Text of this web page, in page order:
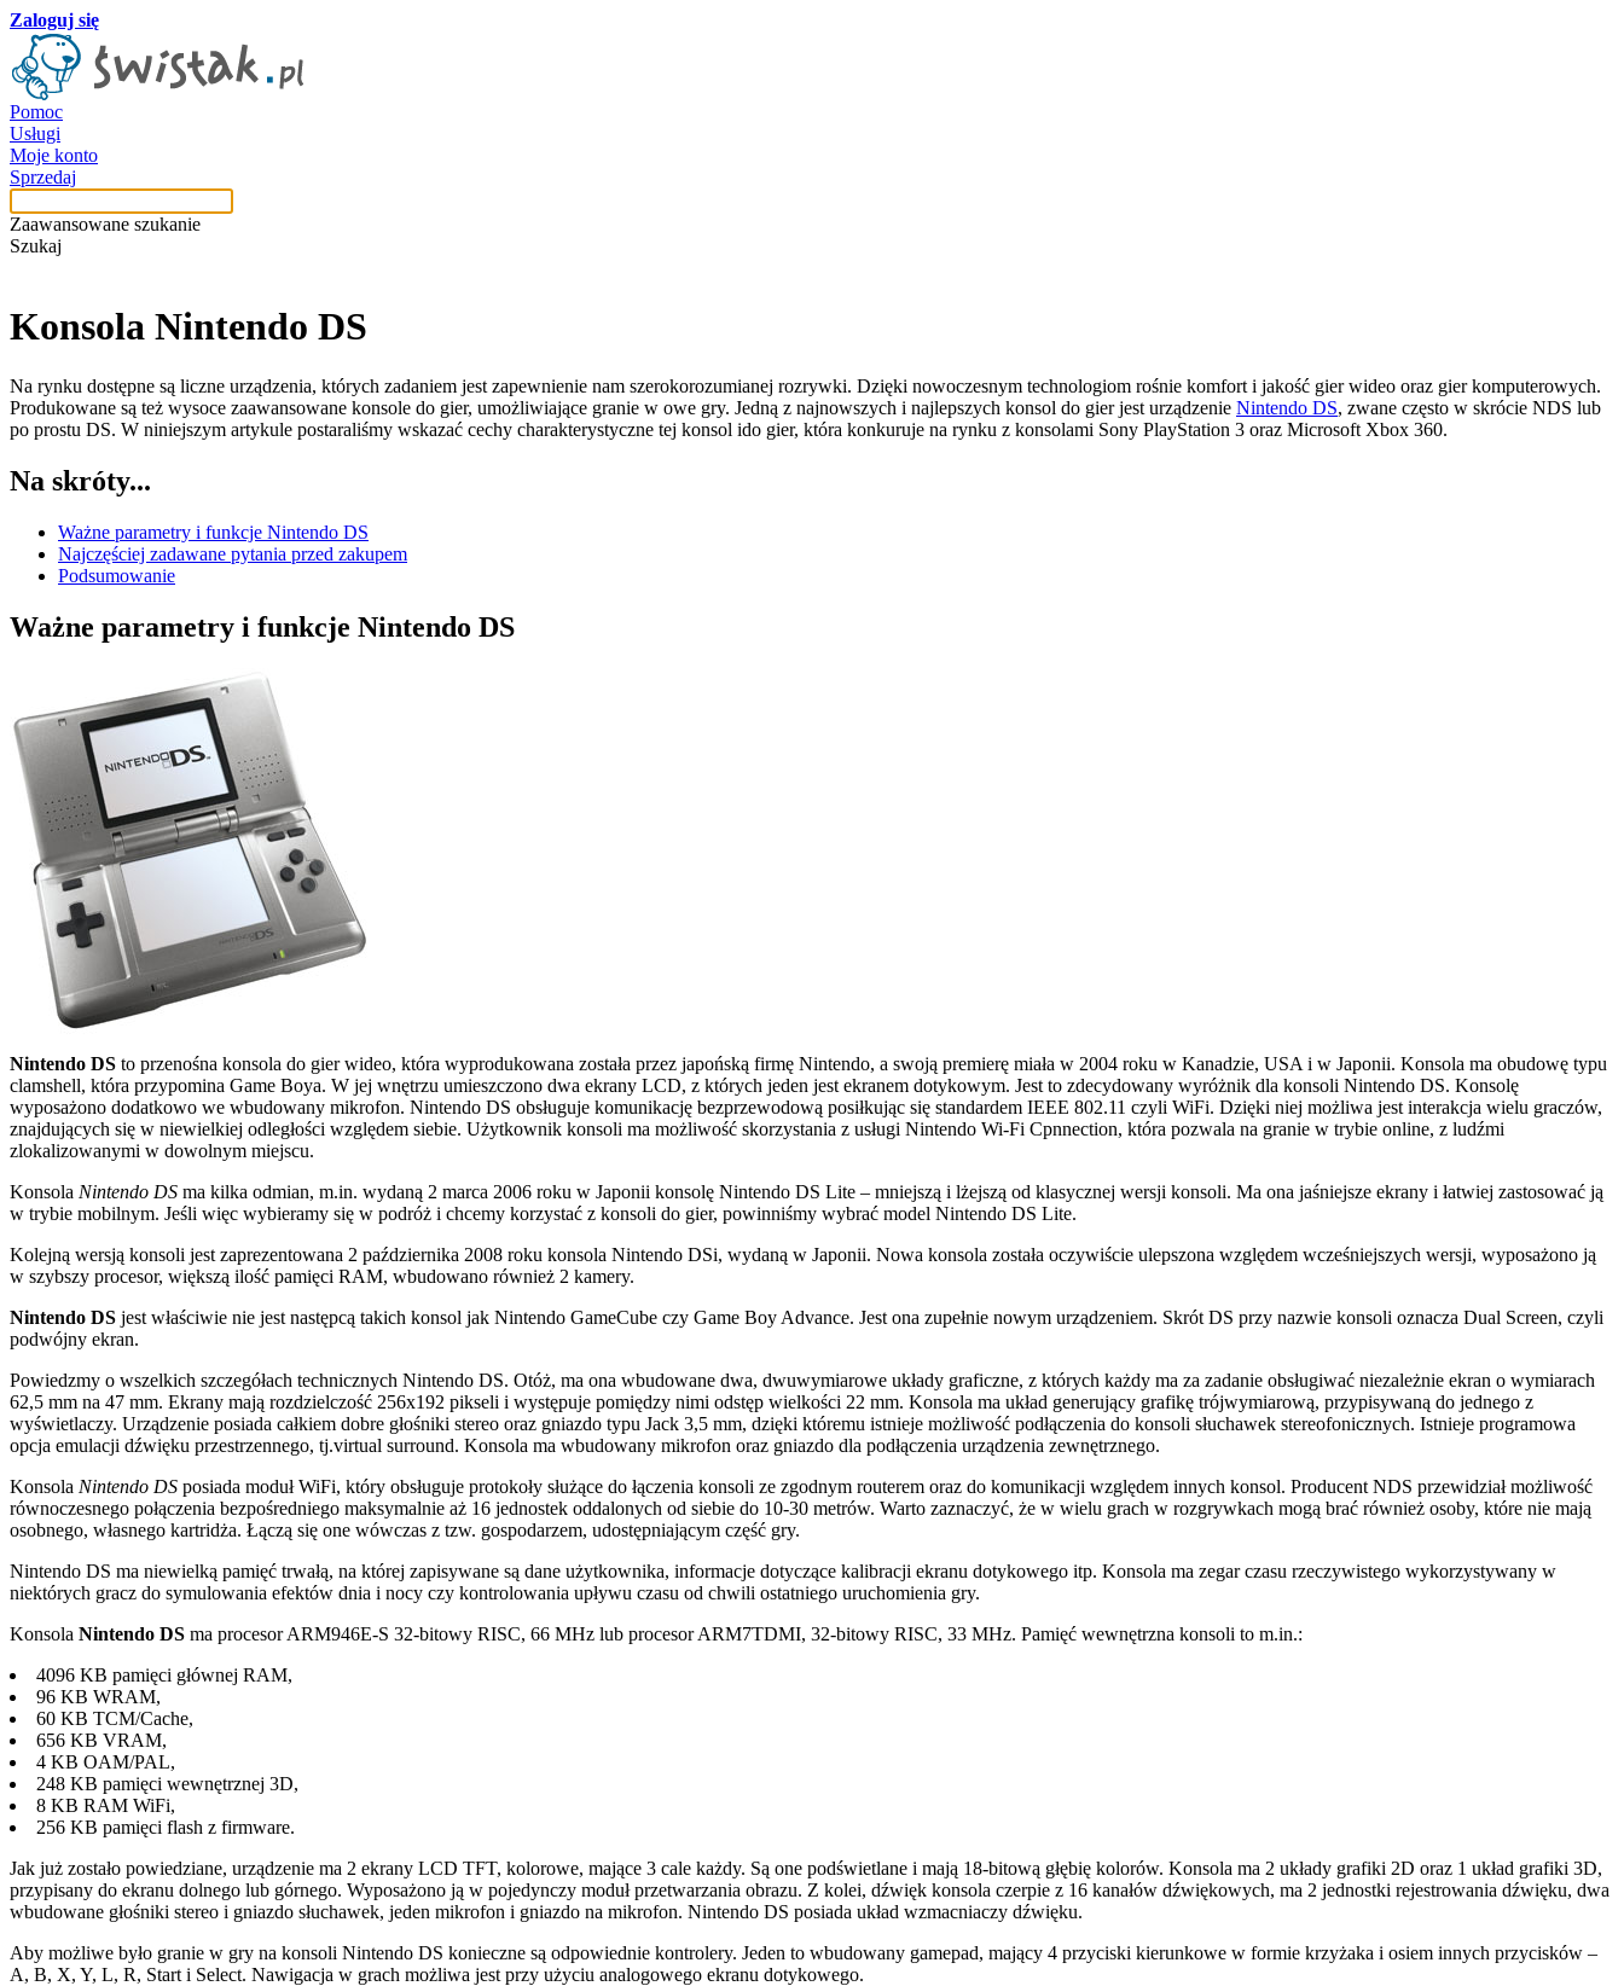
Zaloguj się
Pomoc
Usługi
Moje konto
Sprzedaj
Zaawansowane szukanie
Szukaj
Konsola Nintendo DS
Na rynku dostępne są liczne urządzenia, których zadaniem jest zapewnienie nam szerokorozumianej rozrywki. Dzięki nowoczesnym technologiom rośnie komfort i jakość gier wideo oraz gier komputerowych.
Produkowane są też wysoce zaawansowane konsole do gier, umożliwiające granie w owe gry. Jedną z najnowszych i najlepszych konsol do gier jest urządzenie Nintendo DS, zwane często w skrócie NDS lub
po prostu DS. W niniejszym artykule postaraliśmy wskazać cechy charakterystyczne tej konsol ido gier, która konkuruje na rynku z konsolami Sony PlayStation 3 oraz Microsoft Xbox 360.
Na skróty...
Ważne parametry i funkcje Nintendo DS
Najczęściej zadawane pytania przed zakupem
Podsumowanie
Ważne parametry i funkcje Nintendo DS
Nintendo DS to przenośna konsola do gier wideo, która wyprodukowana została przez japońską firmę Nintendo, a swoją premierę miała w 2004 roku w Kanadzie, USA i w Japonii. Konsola ma obudowę typu
clamshell, która przypomina Game Boya. W jej wnętrzu umieszczono dwa ekrany LCD, z których jeden jest ekranem dotykowym. Jest to zdecydowany wyróżnik dla konsoli Nintendo DS. Konsolę
wyposażono dodatkowo we wbudowany mikrofon. Nintendo DS obsługuje komunikację bezprzewodową posiłkując się standardem IEEE 802.11 czyli WiFi. Dzięki niej możliwa jest interakcja wielu graczów,
znajdujących się w niewielkiej odległości względem siebie. Użytkownik konsoli ma możliwość skorzystania z usługi Nintendo Wi-Fi Cpnnection, która pozwala na granie w trybie online, z ludźmi
zlokalizowanymi w dowolnym miejscu.
Konsola Nintendo DS ma kilka odmian, m.in. wydaną 2 marca 2006 roku w Japonii konsolę Nintendo DS Lite – mniejszą i lżejszą od klasycznej wersji konsoli. Ma ona jaśniejsze ekrany i łatwiej zastosować ją
w trybie mobilnym. Jeśli więc wybieramy się w podróż i chcemy korzystać z konsoli do gier, powinniśmy wybrać model Nintendo DS Lite.
Kolejną wersją konsoli jest zaprezentowana 2 października 2008 roku konsola Nintendo DSi, wydaną w Japonii. Nowa konsola została oczywiście ulepszona względem wcześniejszych wersji, wyposażono ją
w szybszy procesor, większą ilość pamięci RAM, wbudowano również 2 kamery.
Nintendo DS jest właściwie nie jest następcą takich konsol jak Nintendo GameCube czy Game Boy Advance. Jest ona zupełnie nowym urządzeniem. Skrót DS przy nazwie konsoli oznacza Dual Screen, czyli
podwójny ekran.
Powiedzmy o wszelkich szczegółach technicznych Nintendo DS. Otóż, ma ona wbudowane dwa, dwuwymiarowe układy graficzne, z których każdy ma za zadanie obsługiwać niezależnie ekran o wymiarach
62,5 mm na 47 mm. Ekrany mają rozdzielczość 256x192 pikseli i występuje pomiędzy nimi odstęp wielkości 22 mm. Konsola ma układ generujący grafikę trójwymiarową, przypisywaną do jednego z
wyświetlaczy. Urządzenie posiada całkiem dobre głośniki stereo oraz gniazdo typu Jack 3,5 mm, dzięki któremu istnieje możliwość podłączenia do konsoli słuchawek stereofonicznych. Istnieje programowa
opcja emulacji dźwięku przestrzennego, tj.virtual surround. Konsola ma wbudowany mikrofon oraz gniazdo dla podłączenia urządzenia zewnętrznego.
Konsola Nintendo DS posiada moduł WiFi, który obsługuje protokoły służące do łączenia konsoli ze zgodnym routerem oraz do komunikacji względem innych konsol. Producent NDS przewidział możliwość
równoczesnego połączenia bezpośredniego maksymalnie aż 16 jednostek oddalonych od siebie do 10-30 metrów. Warto zaznaczyć, że w wielu grach w rozgrywkach mogą brać również osoby, które nie mają
osobnego, własnego kartridża. Łączą się one wówczas z tzw. gospodarzem, udostępniającym część gry.
Nintendo DS ma niewielką pamięć trwałą, na której zapisywane są dane użytkownika, informacje dotyczące kalibracji ekranu dotykowego itp. Konsola ma zegar czasu rzeczywistego wykorzystywany w
niektórych gracz do symulowania efektów dnia i nocy czy kontrolowania upływu czasu od chwili ostatniego uruchomienia gry.
Konsola Nintendo DS ma procesor ARM946E-S 32-bitowy RISC, 66 MHz lub procesor ARM7TDMI, 32-bitowy RISC, 33 MHz. Pamięć wewnętrzna konsoli to m.in.:
4096 KB pamięci głównej RAM,
96 KB WRAM,
60 KB TCM/Cache,
656 KB VRAM,
4 KB OAM/PAL,
248 KB pamięci wewnętrznej 3D,
8 KB RAM WiFi,
256 KB pamięci flash z firmware.
Jak już zostało powiedziane, urządzenie ma 2 ekrany LCD TFT, kolorowe, mające 3 cale każdy. Są one podświetlane i mają 18-bitową głębię kolorów. Konsola ma 2 układy grafiki 2D oraz 1 układ grafiki 3D,
przypisany do ekranu dolnego lub górnego. Wyposażono ją w pojedynczy moduł przetwarzania obrazu. Z kolei, dźwięk konsola czerpie z 16 kanałów dźwiękowych, ma 2 jednostki rejestrowania dźwięku, dwa
wbudowane głośniki stereo i gniazdo słuchawek, jeden mikrofon i gniazdo na mikrofon. Nintendo DS posiada układ wzmacniaczy dźwięku.
Aby możliwe było granie w gry na konsoli Nintendo DS konieczne są odpowiednie kontrolery. Jeden to wbudowany gamepad, mający 4 przyciski kierunkowe w formie krzyżaka i osiem innych przycisków –
A, B, X, Y, L, R, Start i Select. Nawigacja w grach możliwa jest przy użyciu analogowego ekranu dotykowego.